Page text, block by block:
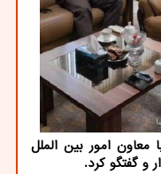
امور بین الملل
و گفتگو کرد.